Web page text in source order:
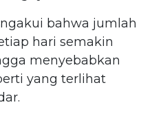
bahwa jumlah
hari semakin
menyebabkan
yang terlihat